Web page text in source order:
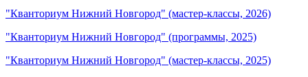
"Кванториум Нижний Новгород" (мастер-классы, 2026)
"Кванториум Нижний Новгород" (программы, 2025)
"Кванториум Нижний Новгород" (мастер-классы, 2025)